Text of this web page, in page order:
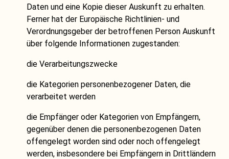
Daten und eine Kopie dieser Auskunft zu erhalten.
Ferner hat der Europäische Richtlinien- und
Verordnungsgeber der betroffenen Person Auskunft
über folgende Informationen zugestanden:
die Verarbeitungszwecke
die Kategorien personenbezogener Daten, die
verarbeitet werden
die Empfänger oder Kategorien von Empfängern,
gegenüber denen die personenbezogenen Daten
offengelegt worden sind oder noch offengelegt
werden, insbesondere bei Empfängern in Drittländern